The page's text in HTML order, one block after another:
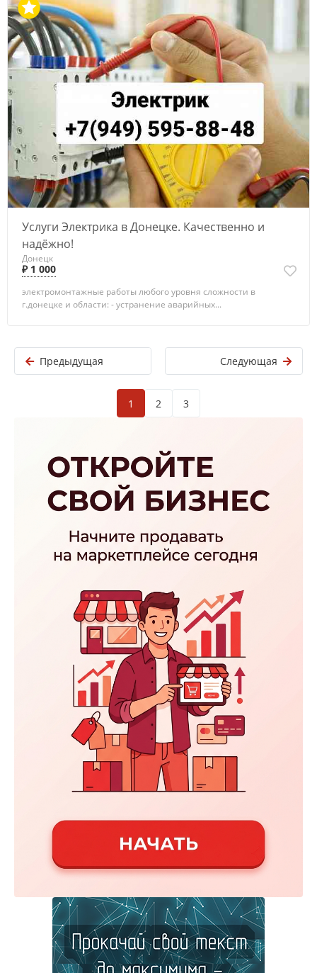
Услуги Электрика в Донецке. Качественно и
надёжно!
Донецк
₽ 1 000
электромонтажные работы любого уровня сложности в
г.донецке и области: - устранение аварийных...
Предыдущая Следующая
1 2 3